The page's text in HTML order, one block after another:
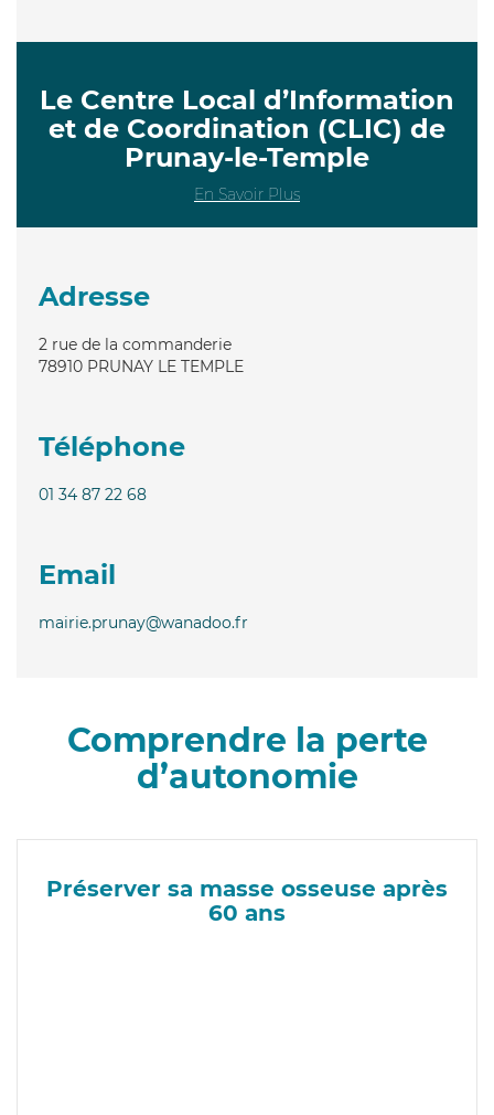
Le Centre Local d’Information
et de Coordination (CLIC) de
Prunay-le-Temple
En Savoir Plus
Adresse
2 rue de la commanderie
78910 PRUNAY LE TEMPLE
Téléphone
01 34 87 22 68
Email
mairie.prunay@wanadoo.fr
Comprendre la perte
d’autonomie
Préserver sa masse osseuse après
60 ans